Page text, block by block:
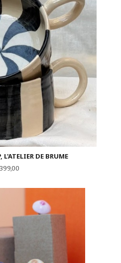
L'ATELIER DE BRUME
Pris
399,00